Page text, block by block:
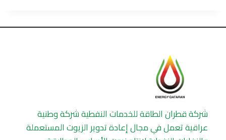
شركة قطران الطاقة للخدمات النفطية شركة وطنية
عراقية تعمل في مجال إعادة تدوير الزيوت المستعملة